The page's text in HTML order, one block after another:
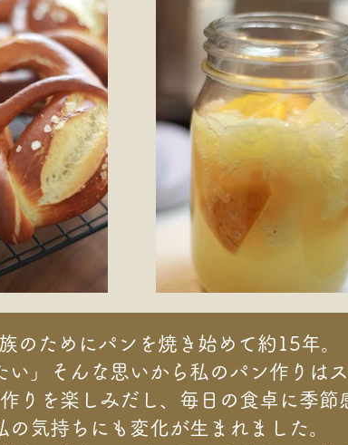
のためにパンを焼き始めて約15年。
い」そんな思いから私のパン作りは
りを楽しみだし、毎日の食卓に季節
の気持ちにも変化が生まれました。